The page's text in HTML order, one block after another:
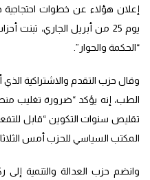
إعلان هؤلاء عن خطوات
يوم 25 من أبريل الجاري،
“الحكمة والحوار”.
وقال حزب التقدم والاشتراكية
الطب، إنه يؤكد “ضرورة تغليب
تقليص سنوات التكوين “قابل
المكتب السياسي للحزب أمس
وانضم حزب العدالة والتنمية